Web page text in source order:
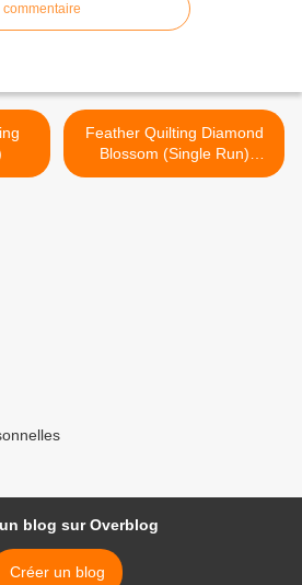
Feather Quilting Diamond
Blossom (Single Run)
design (D7199) from
blog sur Overblog
Créer un blog